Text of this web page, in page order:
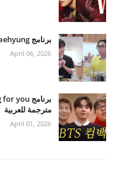
برنامج Fairy Jaehyung مع تايهيونغ مترجمة للعربية
April 06, 2026
مترجمة للعربية
April 01, 2026